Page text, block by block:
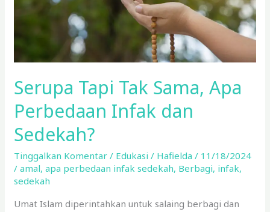
Serupa Tapi Tak Sama, Apa
Perbedaan Infak dan
Sedekah?
Tinggalkan Komentar / Edukasi / Hafielda/ 11/18/2024
/amal,apa perbedaan infak sedekah, Berbagi, infak,
sedekah
Umat Islam diperintahkan untuk salaing berbagi dan